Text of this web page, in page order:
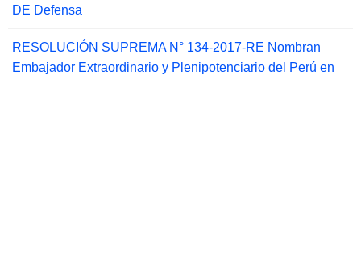
DE Defensa
RESOLUCIÓN SUPREMA N° 134-2017-RE Nombran
Embajador Extraordinario y Plenipotenciario del Perú en